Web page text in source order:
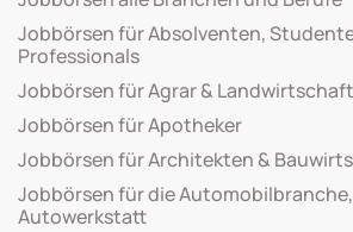
Jobbörsen für Absolventen,
Professionals
Jobbörsen für Agrar & Landwirtschaft
Jobbörsen für Apotheker
Jobbörsen für Architekten &
Jobbörsen für die
Autowerkstatt